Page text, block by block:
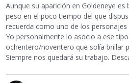
Aunque su aparición en Goldeneye
peso en el poco tiempo del que
recuerda como uno de los
Yo personalmente lo asocio a ese
ochentero/noventero que solía brillar
Siempre nos quedará su trabajo.